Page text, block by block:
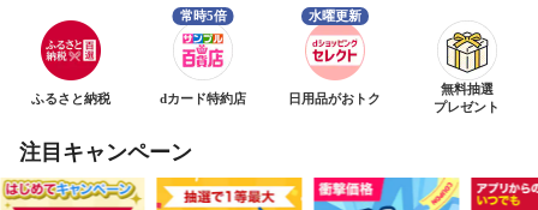
ふるさと納税 dカード特約店 日用品がおトク
無料抽選
プレゼント
注目キャンペーン